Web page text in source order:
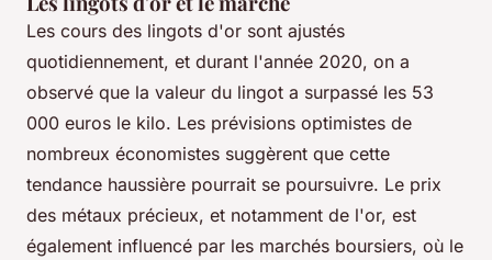
Les cours des lingots d'or sont ajustés
quotidiennement, et durant l'année 2020, on a
observé que la valeur du lingot a surpassé les 53
000 euros le kilo. Les prévisions optimistes de
nombreux économistes suggèrent que cette
tendance haussière pourrait se poursuivre. Le prix
des métaux précieux, et notamment de l'or, est
également influencé par les marchés boursiers, où le